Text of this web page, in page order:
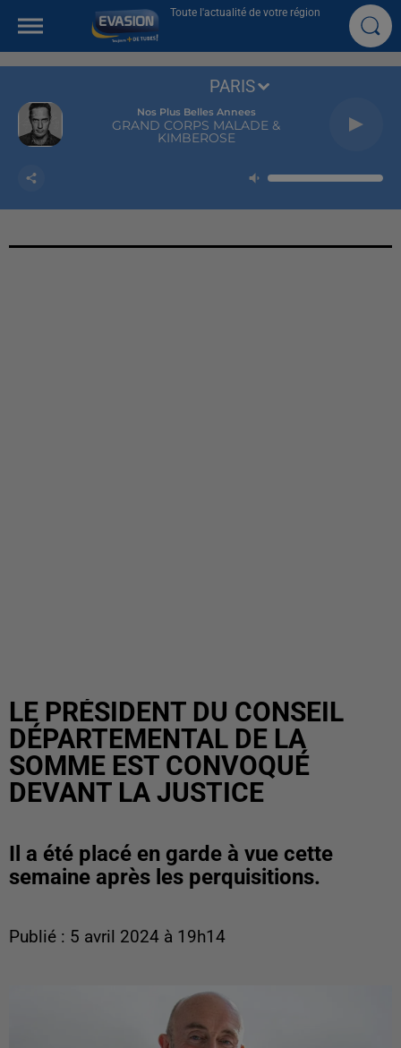
Toute l'actualité de votre région
Nos Plus Belles Annees
GRAND CORPS MALADE &
KIMBEROSE
PARIS
LE PRÉSIDENT DU CONSEIL
DÉPARTEMENTAL DE LA
SOMME EST CONVOQUÉ
DEVANT LA JUSTICE
Il a été placé en garde à vue cette
semaine après les perquisitions.
Publié : 5 avril 2024 à 19h14